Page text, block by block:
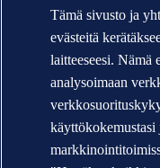
Ota yhteyttä (English)
Löydä toimistomme
Median
Veracity.com
Yksityisyyssuoja
Käyttöehdot
Evästetiedot
Tämä sivusto ja
evästeitä
laitteeseesi. Nämä
analysoimaan
käyttökokemustasi